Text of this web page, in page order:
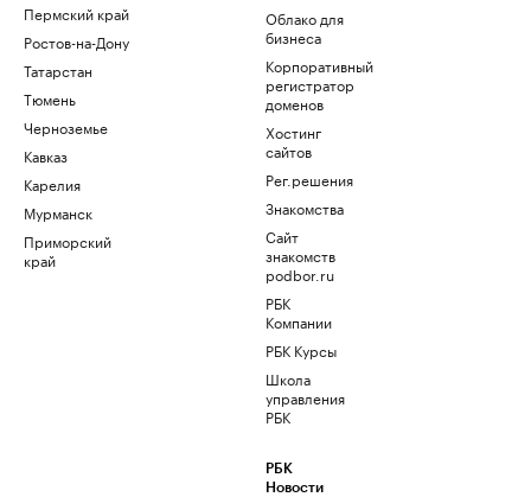
Пермский край
Ростов-на-Дону
Татарстан
Тюмень
Черноземье
Кавказ
Карелия
Мурманск
Приморский
край
Облако для
бизнеса
Корпоративный
регистратор
доменов
Хостинг
сайтов
Рег.решения
Знакомства
Сайт
знакомств
podbor.ru
РБК
Компании
РБК Курсы
Школа
управления
РБК
РБК
Новости